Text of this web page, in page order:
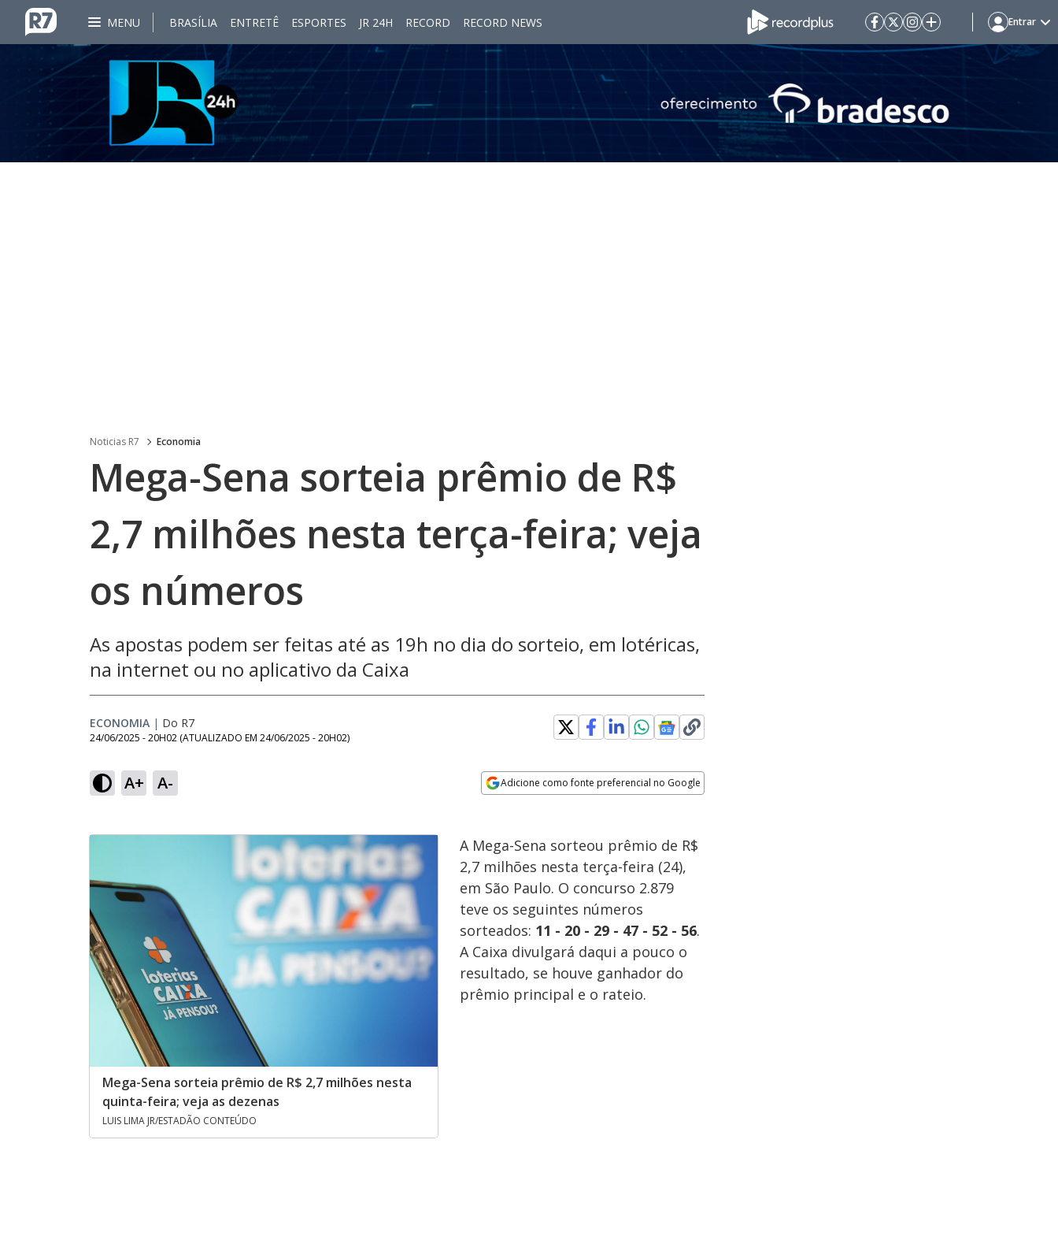
MENU BRASÍLIA ENTRETÊ ESPORTES JR 24H RECORD RECORD NEWS Entrar
Noticias R7 Economia
Mega-Sena sorteia prêmio de R$
2,7 milhões nesta terça-feira; veja
os números
As apostas podem ser feitas até as 19h no dia do sorteio, em lotéricas,
na internet ou no aplicativo da Caixa
ECONOMIA | Do R7
24/06/2025 - 20H02 (ATUALIZADO EM 24/06/2025 - 20H02)
A+ A- Adicione como fonte preferencial no Google
Mega-Sena sorteia prêmio de R$ 2,7 milhões nesta
quinta-feira; veja as dezenas
LUIS LIMA JR/ESTADÃO CONTEÚDO
A Mega-Sena sorteou prêmio de R$
2,7 milhões nesta terça-feira (24),
em São Paulo. O concurso 2.879
teve os seguintes números
sorteados: 11 - 20 - 29 - 47 - 52 - 56.
A Caixa divulgará daqui a pouco o
resultado, se houve ganhador do
prêmio principal e o rateio.